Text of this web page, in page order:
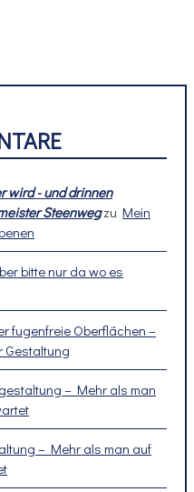
wird - und drinnen
Steenwegzu Mein
bitte nur da wo es
fugenfreie Oberflächen –
Gestaltung
– Mehr als man
– Mehr als man auf